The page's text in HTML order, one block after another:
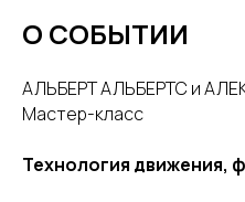
О СОБЫТИИ
АЛЬБЕРТ АЛЬБЕРТС и
Мастер-класс
Технология движения,